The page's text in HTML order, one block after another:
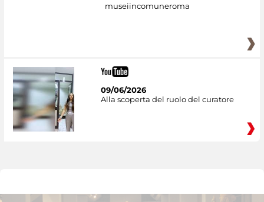
museiincomuneroma
09/06/2026
Alla scoperta del ruolo del curatore